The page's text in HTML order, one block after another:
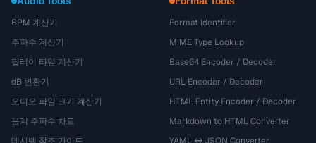
BPM 계산기
주파수 계산기
딜레이 타임 계산기
dB 변환기
오디오 파일 크기 계산기
음계 주파수 차트
Format Identifier
MIME Type Lookup
Base64 Encoder / Decoder
URL Encoder / Decoder
HTML Entity Encoder / Decoder
Markdown to HTML Converter